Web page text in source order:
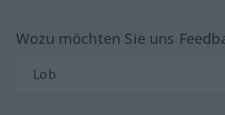
Wozu möchten Sie uns